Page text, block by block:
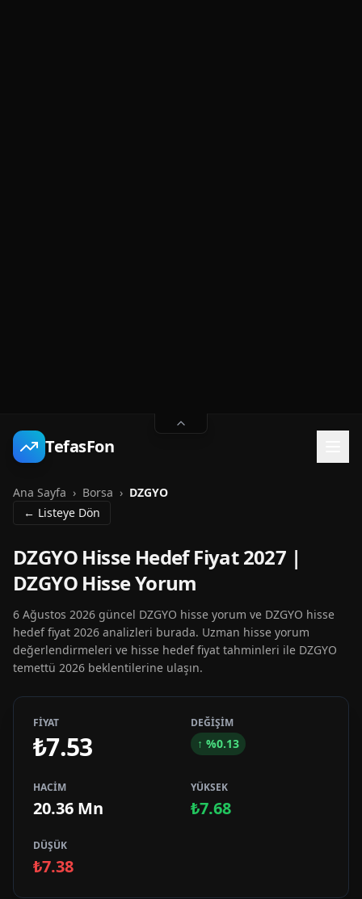
TefasFon
Ana Sayfa › Borsa › DZGYO
← Listeye Dön
DZGYO Hisse Hedef Fiyat 2027 |
DZGYO Hisse Yorum
6 Ağustos 2026 güncel DZGYO hisse yorum ve DZGYO hisse
hedef fiyat 2026 analizleri burada. Uzman hisse yorum
değerlendirmeleri ve hisse hedef fiyat tahminleri ile DZGYO
temettü 2026 beklentilerine ulaşın.
FİYAT
₺7.53
DEĞİŞİM
↑ %0.13
HACİM
20.36 Mn
YÜKSEK
₺7.68
DÜŞÜK
₺7.38